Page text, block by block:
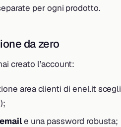
per ogni prodotto.
da zero
creato l’account:
area clienti di enel.it scegli
emaile una password robusta;